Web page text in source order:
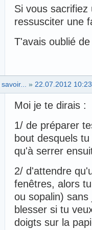
Si vous
ressusciter une
T'avais oublié
» 22.07.2012
Moi je te dirais :
1/ de préparer
bout desquels
qu'à serrer
2/ d'attendre
fenêtres, alors
ou sopalin)
blesser si tu
doigts sur la